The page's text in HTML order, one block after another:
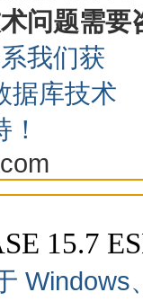
问题需要
15.7